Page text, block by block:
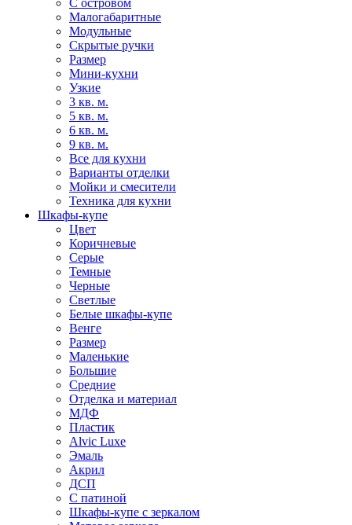
С островом
Малогабаритные
Модульные
Скрытые ручки
Размер
Мини-кухни
Узкие
3 кв. м.
5 кв. м.
6 кв. м.
9 кв. м.
Все для кухни
Варианты отделки
Мойки и смесители
Техника для кухни
Шкафы-купе
Цвет
Коричневые
Серые
Темные
Черные
Светлые
Белые шкафы-купе
Венге
Размер
Маленькие
Большие
Средние
Отделка и материал
МДФ
Пластик
Alvic Luxe
Эмаль
Акрил
ДСП
С патиной
Шкафы-купе с зеркалом